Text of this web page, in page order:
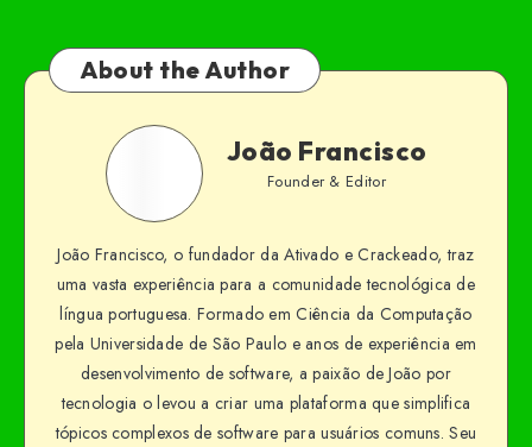
About the Author
João Francisco
Founder & Editor
João Francisco, o fundador da Ativado e Crackeado, traz
uma vasta experiência para a comunidade tecnológica de
língua portuguesa. Formado em Ciência da Computação
pela Universidade de São Paulo e anos de experiência em
desenvolvimento de software, a paixão de João por
tecnologia o levou a criar uma plataforma que simplifica
tópicos complexos de software para usuários comuns. Seu